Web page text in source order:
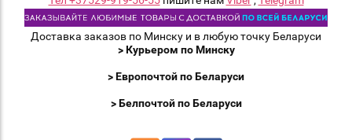
Доставка заказов по Минску и в любую точку Беларуси
> Курьером по Минску
> Европочтой по Беларуси
> Белпочтой по Беларуси